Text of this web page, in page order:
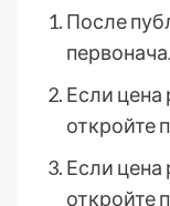
После
Если цена
откройте
Если цена
откройте